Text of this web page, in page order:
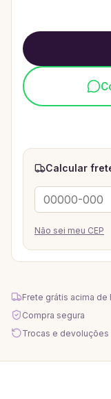
Calcular
Não sei meu CEP
Frete grátis acima de
Compra segura
Trocas e devoluções